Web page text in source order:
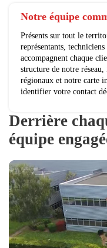
Notre équipe
Présents sur tout le
représentants,
accompagnent chaque
structure de notre
régionaux et notre carte
identifier votre contact
Derrière
équipe